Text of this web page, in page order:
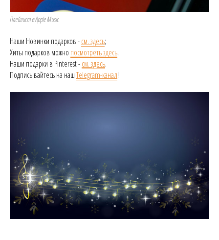
Плейлист в Apple Music
Наши Новинки подарков -см. здесь;
Хиты подарков можно посмотреть здесь.
Наши подарки в Pinterest -см. здесь.
Подписывайтесь на нашTelegram-канал!